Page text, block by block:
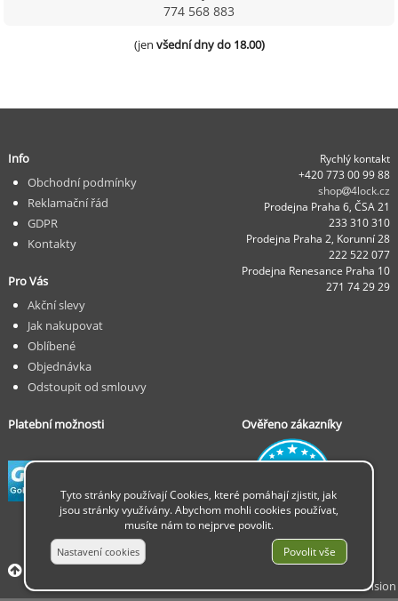
774 568 883
(jen všední dny do 18.00)
Rychlý kontakt
+420 773 00 99 88
shop
4lock.cz
Prodejna Praha 6, ČSA 21
233 310 310
Prodejna Praha 2, Korunní 28
222 522 077
Prodejna Renesance Praha 10
271 74 29 29
Info
Obchodní podmínky
Reklamační řád
GDPR
Kontakty
Pro Vás
Akční slevy
Jak nakupovat
Oblíbené
Objednávka
Odstoupit od smlouvy
Platební možnosti Ověřeno zákazníky
© 2026 Insion
Tyto stránky používají Cookies, které pomáhají zjistit, jak
jsou stránky využívány. Abychom mohli cookies používat,
musíte nám to nejprve povolit.